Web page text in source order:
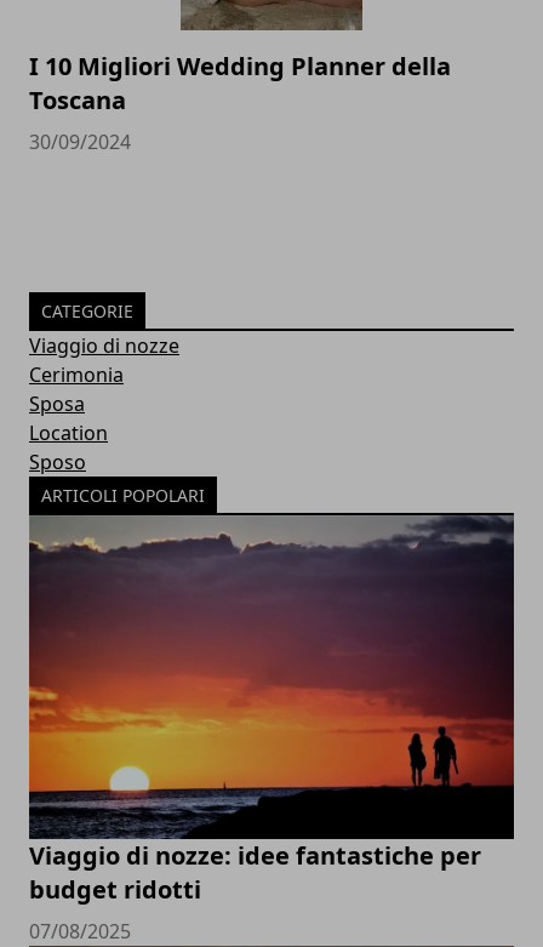
I 10 Migliori Wedding Planner della
Toscana
30/09/2024
CATEGORIE
Viaggio di nozze
Cerimonia
Sposa
Location
Sposo
ARTICOLI POPOLARI
Viaggio di nozze: idee fantastiche per
budget ridotti
07/08/2025